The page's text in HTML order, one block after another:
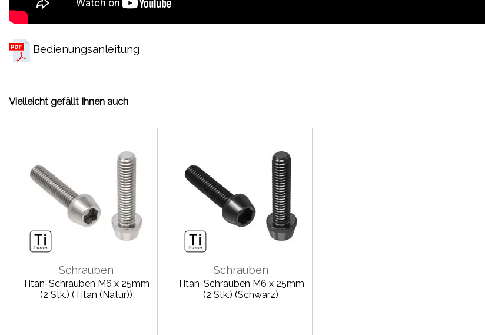
Bedienungsanleitung
Vielleicht gefällt Ihnen auch
Schrauben
Titan-Schrauben M6 x 25mm
(2 Stk.) (Titan (Natur))
Schrauben
Titan-Schrauben M6 x 25mm
(2 Stk.) (Schwarz)